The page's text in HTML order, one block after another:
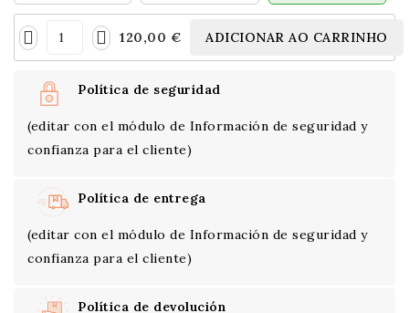
120,00 € ADICIONAR AO CARRINHO
Política de seguridad
(editar con el módulo de Información de seguridad y
confianza para el cliente)
Política de entrega
(editar con el módulo de Información de seguridad y
confianza para el cliente)
Política de devolución